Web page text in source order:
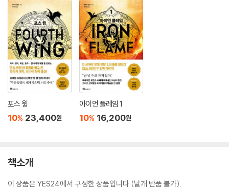
포스 윙
10% 23,400원
아이언 플레임 1
10% 16,200원
책소개
이 상품은 YES24에서 구성한 상품입니다.(낱개 반품 불가).